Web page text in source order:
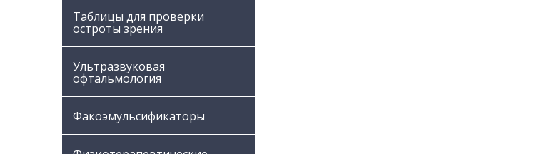
Таблицы для проверки
остроты зрения
Ультразвуковая
офтальмология
Факоэмульсификаторы